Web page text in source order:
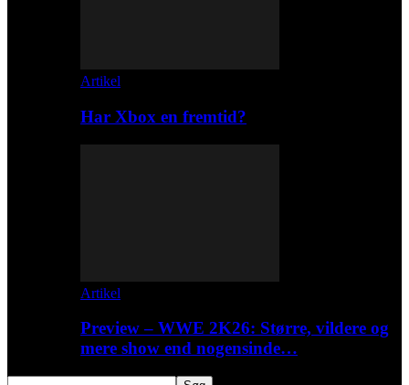
Artikel
Har Xbox en fremtid?
Artikel
Preview – WWE 2K26: Større, vildere og
mere show end nogensinde…